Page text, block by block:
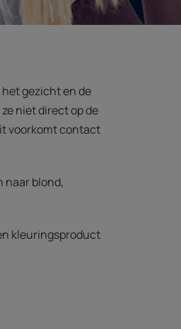
gezicht en de
niet direct op de
voorkomt contact
naar blond,
kleuringsproduct